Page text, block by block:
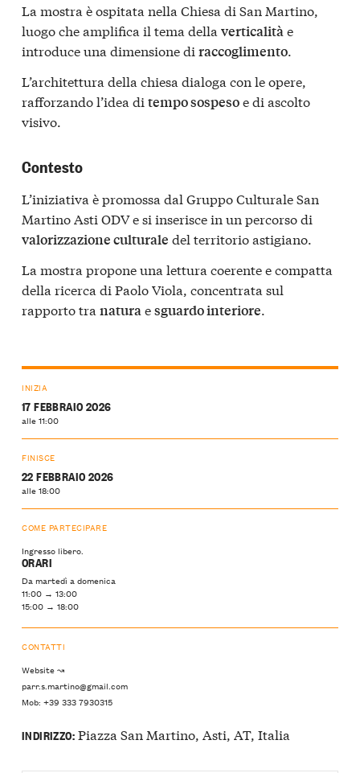
La mostra è ospitata nella Chiesa di San Martino,
luogo che amplifica il tema della verticalitàe
introduce una dimensione di raccoglimento.
L’architettura della chiesa dialoga con le opere,
rafforzando l’idea di tempo sospesoe di ascolto
visivo.
Contesto
L’iniziativa è promossa dal Gruppo Culturale San
Martino Asti ODV e si inserisce in un percorso di
valorizzazione culturale del territorio astigiano.
La mostra propone una lettura coerente e compatta
della ricerca di Paolo Viola, concentrata sul
rapporto tra natura esguardo interiore
INIZIA
17 FEBBRAIO 2026
alle 11:00
FINISCE
22 FEBBRAIO 2026
alle 18:00
COME PARTECIPARE
Ingresso libero.
ORARI
Da martedì a domenica
11:00 → 13:00
15:00 → 18:00
CONTATTI
Website ↝
parr.s.martino@gmail.com
Mob: +39 333 7930315
INDIRIZZO:Piazza San Martino, Asti, AT, Italia